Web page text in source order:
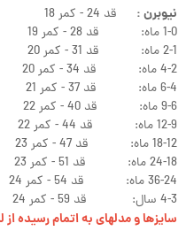
نیوبرن :
قد 24 - کمر 18
1-0 ماه: قد 28 - کمر 19
2-1 ماه: قد 31 - کمر 20
4-2 ماه: قد 34 - کمر 20
6-4 ماه: قد 37 - کمر 21
9-6 ماه: قد 40 - کمر 22
12-9 ماه: قد 44 - کمر 22
18-12 ماه: قد 47 - کمر 23
24-18 ماه: قد 51 - کمر 23
36-24 ماه: قد 54 - کمر 24
4-3 سال: قد 59 - کمر 24
سایزها و مدلهای به اتمام رسیده